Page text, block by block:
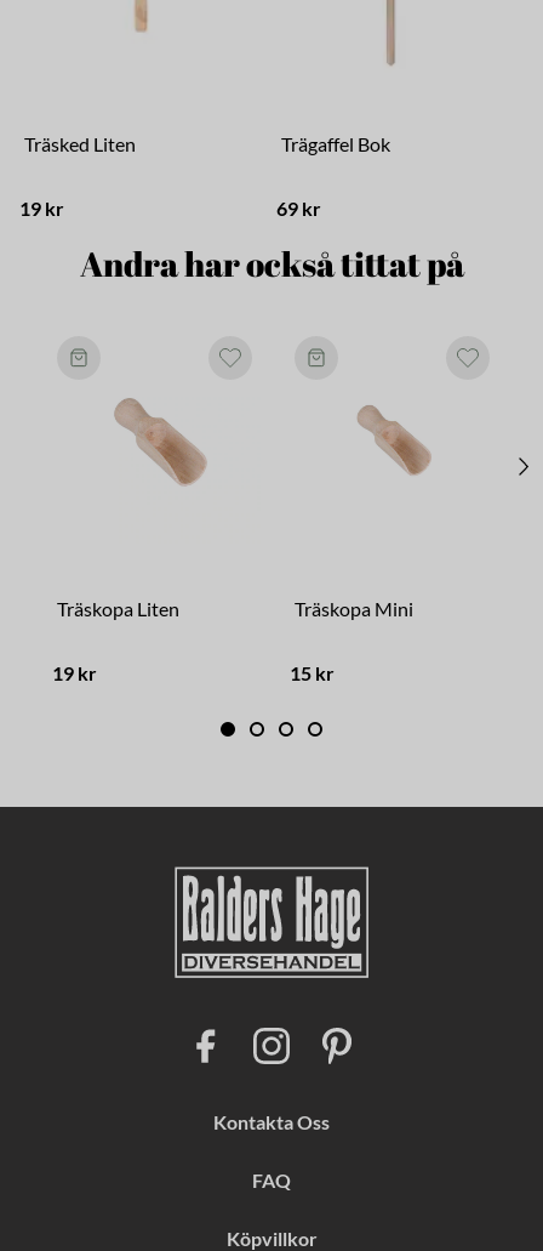
Träsked Liten
19 kr
Trägaffel Bok
69 kr
Andra har också tittat på
Träskopa Liten
19 kr
Träskopa Mini
15 kr
Kontakta Oss
FAQ
Köpvillkor
b
o
I
n
g
a
m